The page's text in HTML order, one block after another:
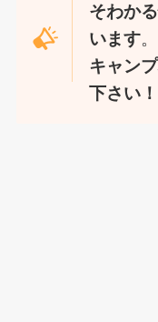
そわか
います。
キャン
下さい！